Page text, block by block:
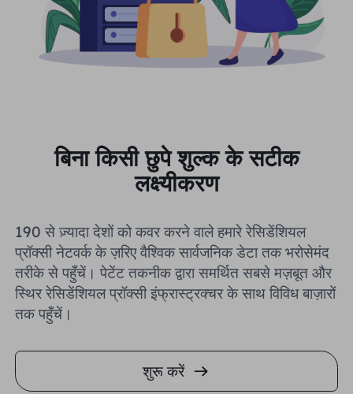
बिना किसी छुपे शुल्क के सटीक
लक्ष्यीकरण
190 से ज़्यादा देशों को कवर करने वाले हमारे रेसिडेंशियल
प्रॉक्सी नेटवर्क के ज़रिए वैश्विक सार्वजनिक डेटा तक भरोसेमंद
तरीके से पहुँचें। पेटेंट तकनीक द्वारा समर्थित सबसे मज़बूत और
स्थिर रेसिडेंशियल प्रॉक्सी इंफ्रास्ट्रक्चर के साथ विविध बाज़ारों
तक पहुँचें।
शुरू करें